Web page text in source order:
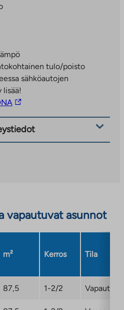
tulo/poisto
sähköautojen
lisää!
Linkki
ulkopuoliseen
vapautuvat asunnot
m² Kerros Tila
87,5 1-2/2